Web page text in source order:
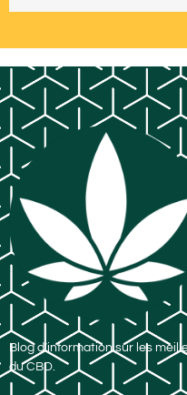
Blog d’information sur les
du CBD.